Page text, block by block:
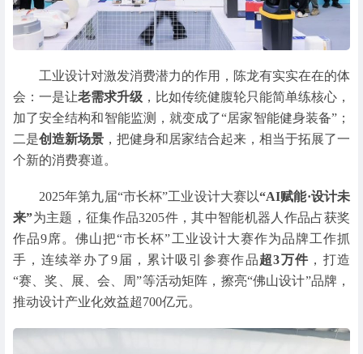
工业设计对激发消费潜力的作用，陈龙有实实在在的体
会：一是让老需求升级 ，比如传统健腹轮只能简单练核心，
加了安全结构和智能监测，就变成了“居家智能健身装备”；
二是创造新场景 ，把健身和居家结合起来，相当于拓展了一
个新的消费赛道。
2025年第九届“市长杯”工业设计大赛以“AI赋能·设计未
来”为主题，征集作品3205件，其中智能机器人作品占获奖
作品9席。佛山把“市长杯”工业设计大赛作为品牌工作抓
手，连续举办了9届，累计吸引参赛作品超3万件 ，打造
“赛、奖、展、会、周”等活动矩阵，擦亮“佛山设计”品牌，
推动设计产业化效益超700亿元。